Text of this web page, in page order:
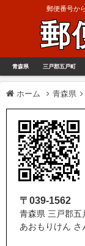
郵便番号か
郵
青森県 三戸郡五戸町
ホーム 青森県
〒039-1562
青森県 三戸郡五
あおもりけん さ